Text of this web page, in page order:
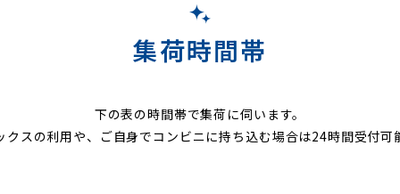
集荷時間帯
下の表の時間帯で集荷に伺います。
クスの利用や、ご自身でコンビニに持ち込む場合は24時間受付可